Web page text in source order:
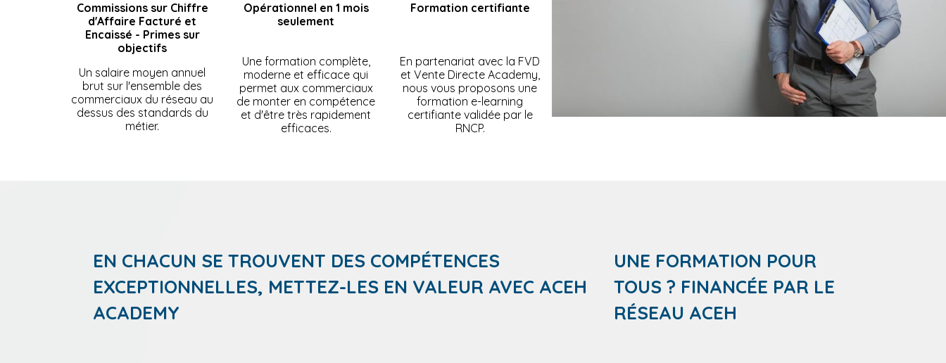
Commissions sur Chiffre
d'Affaire Facturé et
Encaissé - Primes sur
objectifs
Un salaire moyen annuel
brut sur l'ensemble des
commerciaux du réseau au
dessus des standards du
métier.
Opérationnel en 1 mois
seulement
Une formation complète,
moderne et efficace qui
permet aux commerciaux
de monter en compétence
et d'être très rapidement
efficaces.
Formation certifiante
En partenariat avec la FVD
et Vente Directe Academy,
nous vous proposons une
formation e-learning
certifiante validée par le
RNCP.
EN CHACUN SE TROUVENT DES COMPÉTENCES
EXCEPTIONNELLES, METTEZ-LES EN VALEUR AVEC ACEH
ACADEMY
UNE FORMATION POUR
TOUS ? FINANCÉE PAR LE
RÉSEAU ACEH